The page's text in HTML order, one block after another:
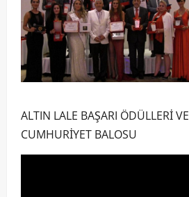
ALTIN LALE BAŞARI ÖDÜLLERİ VE
CUMHURİYET BALOSU